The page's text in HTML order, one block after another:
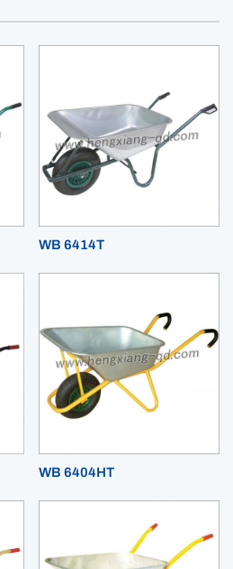
WB 6414T
WB 6404HT